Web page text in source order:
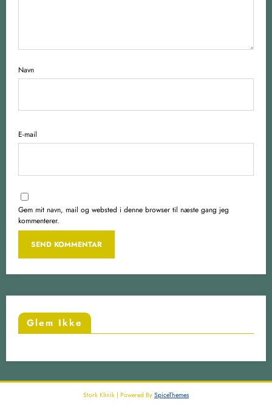
Navn
E-mail
Gem mit navn, mail og websted i denne browser til næste gang jeg
kommenterer.
Glem Ikke
Stork Klinik | Powered By SpiceThemes